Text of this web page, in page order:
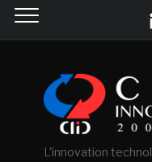
L'innovation